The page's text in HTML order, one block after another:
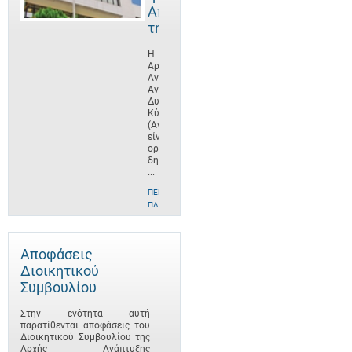
Αποστολή
της
Η
Αρχή
Ανάπτυξης
Ανθρώπινου
Δυναμικού
Κύπρου
(ΑνΑΔ)
είναι
οργανισμός
δημοσίου
...
ΠΕΡΙΣΣΌΤΕΡΕΣ
ΠΛΗΡΟΦΟΡΊΕΣ
Αποφάσεις
Διοικητικού
Συμβουλίου
Στην ενότητα αυτή
παρατίθενται αποφάσεις του
Διοικητικού Συμβουλίου της
Αρχής Ανάπτυξης